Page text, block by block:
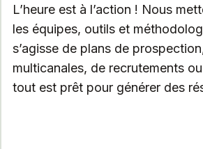
L’heure est à l’action ! Nous
les équipes, outils et
s’agisse de plans de
multicanales, de recrutements
tout est prêt pour générer des